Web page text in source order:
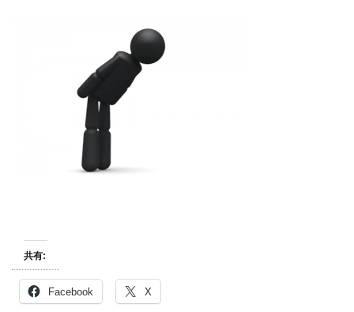
共有:
Facebook X